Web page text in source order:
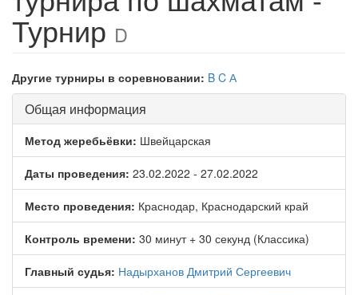
Турнир D
Другие турниры в соревновании: B C А
Общая информация
Метод жеребьёвки: Швейцарская
Даты проведения: 23.02.2022 - 27.02.2022
Место проведения: Краснодар, Краснодарский край
Контроль времени: 30 минут + 30 секунд (Классика)
Главный судья: Надырханов Дмитрий Сергеевич